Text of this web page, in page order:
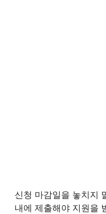
신청 마감일을 놓치지
내에 제출해야 지원을